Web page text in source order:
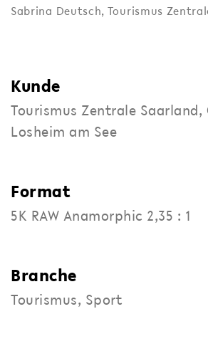
Sabrina Deutsch, Tourismus
Kunde
Tourismus Zentrale Saarland,
Losheim am See
Format
5K RAW Anamorphic 2,35 : 1
Branche
Tourismus, Sport